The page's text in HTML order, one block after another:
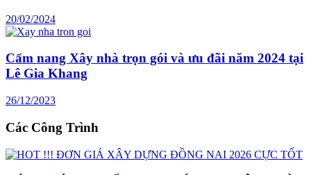
20/02/2024
Cẩm nang Xây nhà trọn gói và ưu đãi năm 2024 tại
Lê Gia Khang
26/12/2023
Các Công Trình